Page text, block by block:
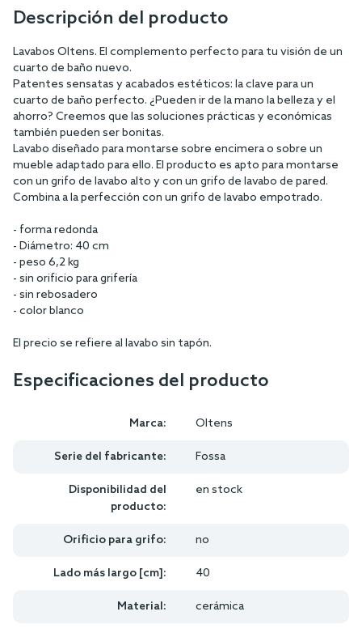
Descripción del producto
Lavabos Oltens. El complemento perfecto para tu visión de un
cuarto de baño nuevo.
Patentes sensatas y acabados estéticos: la clave para un
cuarto de baño perfecto. ¿Pueden ir de la mano la belleza y el
ahorro? Creemos que las soluciones prácticas y económicas
también pueden ser bonitas.
Lavabo diseñado para montarse sobre encimera o sobre un
mueble adaptado para ello. El producto es apto para montarse
con un grifo de lavabo alto y con un grifo de lavabo de pared.
Combina a la perfección con un grifo de lavabo empotrado.
- forma redonda
- Diámetro: 40 cm
- peso 6,2 kg
- sin orificio para grifería
- sin rebosadero
- color blanco
El precio se refiere al lavabo sin tapón.
Especificaciones del producto
Marca: Oltens
Serie del fabricante: Fossa
Disponibilidad del
producto:
en stock
Orificio para grifo: no
Lado más largo [cm]: 40
Material: cerámica